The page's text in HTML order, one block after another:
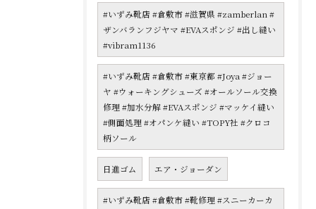
#いずみ靴店 #倉敷市 #滋賀県 #zamberlan #
ザンバランフジヤマ #EVAスポンジ #出し縫い
#vibram1136
#いずみ靴店 #倉敷市 #東京都 #Joya #ジョー
ヤ #ウォーキングシューズ #オールソール交換
修理 #加水分解 #EVAスポンジ #マッケイ縫い
#側面処理 #オパンケ縫い #TOPY社 #クロコ
柄ソール
日進ゴム エア・ジョーダン
#いずみ靴店 #倉敷市 #靴修理 #スニーカーカ